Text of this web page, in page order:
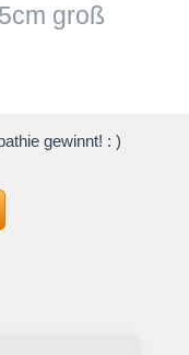
groß
gewinnt! : )